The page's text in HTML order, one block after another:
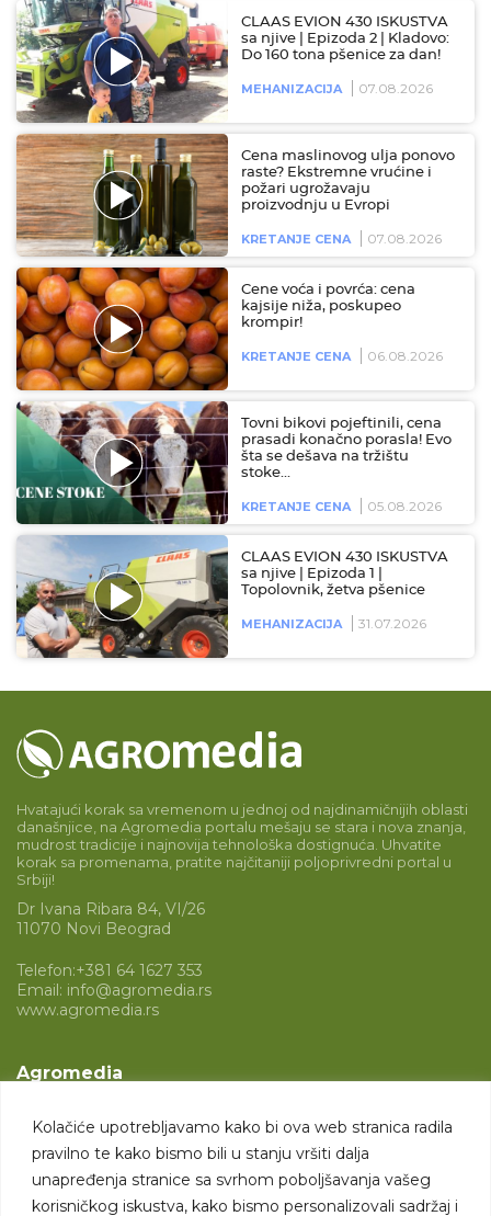
Kolačiće upotrebljavamo kako bi ova web stranica radila
pravilno te kako bismo bili u stanju vršiti dalja
unapređenja stranice sa svrhom poboljšavanja vašeg
korisničkog iskustva, kako bismo personalizovali sadržaj i
CLAAS EVION 430 ISKUSTVA
sa njive | Epizoda 2 | Kladovo:
Do 160 tona pšenice za dan!
MEHANIZACIJA 07.08.2026
Cena maslinovog ulja ponovo
raste? Ekstremne vrućine i
požari ugrožavaju
proizvodnju u Evropi
KRETANJE CENA 07.08.2026
Cene voća i povrća: cena
kajsije niža, poskupeo
krompir!
KRETANJE CENA 06.08.2026
Tovni bikovi pojeftinili, cena
prasadi konačno porasla! Evo
šta se dešava na tržištu
stoke…
KRETANJE CENA 05.08.2026
CLAAS EVION 430 ISKUSTVA
sa njive | Epizoda 1 |
Topolovnik, žetva pšenice
MEHANIZACIJA 31.07.2026
Hvatajući korak sa vremenom u jednoj od najdinamičnijih oblasti
današnjice, na Agromedia portalu mešaju se stara i nova znanja,
mudrost tradicije i najnovija tehnološka dostignuća. Uhvatite
korak sa promenama, pratite najčitaniji poljoprivredni portal u
Srbiji!
Dr Ivana Ribara 84, VI/26
11070 Novi Beograd
Telefon:+381 64 1627 353
Email: info@agromedia.rs
www.agromedia.rs
Agromedia
Svet poljoprivrede
Marketing usluge
Tražimo saradnike